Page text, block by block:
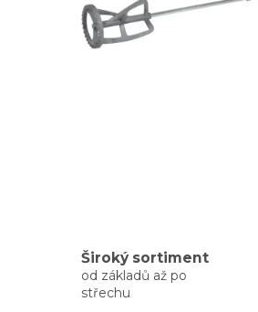
Široký sortiment
od základů až po
střechu